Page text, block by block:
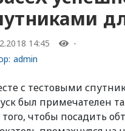
14:45
-
admin
с тестовыми
был примечателен
того, чтобы посадить